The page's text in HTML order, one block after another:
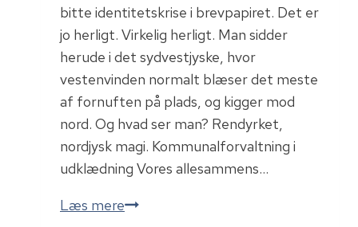
bitte identitetskrise i brevpapiret. Det er
jo herligt. Virkelig herligt. Man sidder
herude i det sydvestjyske, hvor
vestenvinden normalt blæser det meste
af fornuften på plads, og kigger mod
nord. Og hvad ser man? Rendyrket,
nordjysk magi. Kommunalforvaltning i
udklædning Vores allesammens…
Læs mereBorgmesterens